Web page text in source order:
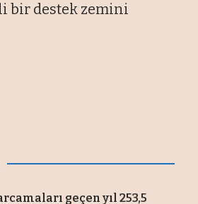
bir destek zemini
geçen yıl 253,5